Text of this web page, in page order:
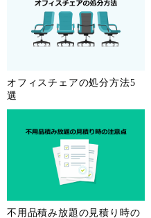
オフィスチェアの処分方法5
選
不用品積み放題の見積り時の